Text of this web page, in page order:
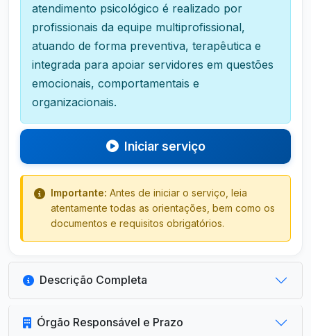
atendimento psicológico é realizado por
profissionais da equipe multiprofissional,
atuando de forma preventiva, terapêutica e
integrada para apoiar servidores em questões
emocionais, comportamentais e
organizacionais.
Iniciar serviço
Importante: Antes de iniciar o serviço, leia
atentamente todas as orientações, bem como os
documentos e requisitos obrigatórios.
Descrição Completa
Órgão Responsável e Prazo